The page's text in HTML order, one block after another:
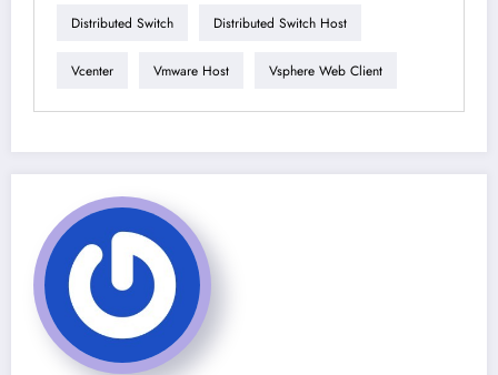
Distributed Switch Distributed Switch Host
Vcenter Vmware Host Vsphere Web Client